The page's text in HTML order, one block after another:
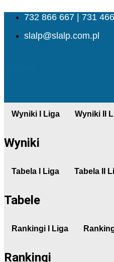
732 866 667 | 731
slalp@slalp.com.pl
Wyniki I Liga Wyniki II
Wyniki
Tabela I Liga Tabela II
Tabele
Rankingi I Liga
Rankingi